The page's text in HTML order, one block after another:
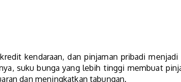
kendaraan, dan pinjaman pribadi menjadi
suku bunga yang lebih tinggi membuat
dan meningkatkan tabungan.